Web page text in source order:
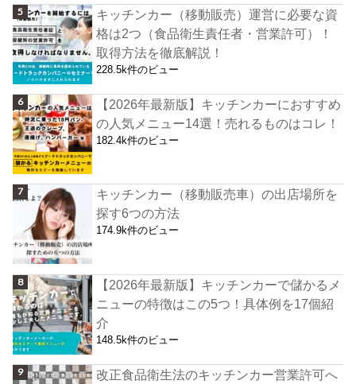
キッチンカー（移動販売）運営に必要な資
格は2つ（食品衛生責任者・営業許可）！
取得方法を徹底解説！
228.5k件のビュー
【2026年最新版】キッチンカーにおすすめ
の人気メニュー14選！売れるものはコレ！
182.4k件のビュー
キッチンカー（移動販売車）の出店場所を
探す6つの方法
174.9k件のビュー
【2026年最新版】キッチンカーで儲かるメ
ニューの特徴はこの5つ！具体例を17個紹
介
148.5k件のビュー
改正食品衛生法のキッチンカー営業許可へ